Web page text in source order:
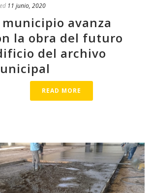
11 junio, 2020
municipio avanza
la obra del futuro
del archivo
READ MORE